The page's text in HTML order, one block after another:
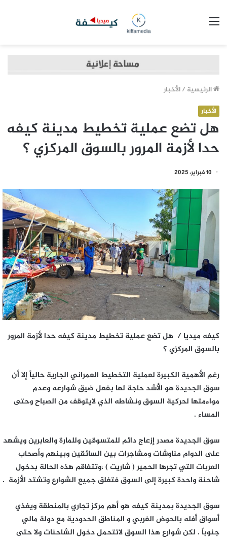
الرئيسية /الأخبار
الأخبار
هل تضع عملية تخطيط مدينة كيفه
حدا لأزمة المرور بالسوق المركزي ؟
10 فبراير، 2025
كيفه ميديا / هل تضع عملية تخطيط مدينة كيفه حدا لأزمة المرور
بالسوق المركزي ؟
رغم الأهمية الكبيرة لعملية التخطيط العمراني الجارية حالياً إلا أن
سوق الجديدة هو الأشد حاجة لها بفعل ضيق شوارعه وعدم
مواءمتها لحركية السوق ونشاطه الذي لايتوقف من الصباح وحتى
المساء .
سوق الجديدة مصدر إزعاج دائم للمتسوقين وللمارة والعابرين ويشهد
على الدوام مناوشات ومشاجرات بين السائقين وبينهم وأصحاب
العربات التي تجرها الحمير ( شاريت ) ،وتتفاقم هذه الحالة بدخول
شاحنة واحدة كبيرة إلى السوق فتغلق جميع الشوارع وتشتد الأزمة .
سوق الجديدة بمدينة كيفه هو أهم مركز تجاري بالمنطقة ويغذي
أسواق أفله بالحوض الغربي و المناطق الحدودية مع دولة مالي
جنوباً . لكن شوارع هذا السوق لاتتحمل دخول الشاحنات ولا حتى